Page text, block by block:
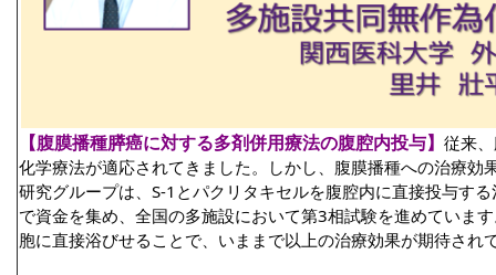
【腹膜播種膵癌に対する多剤併用療法の腹腔内投与】 従来
化学療法が適応されてきました。しかし、腹膜播種への治療効
研究グループは、S-1とパクリタキセルを腹腔内に直接投与す
で資金を集め、全国の多施設において第3相試験を進めていま
胞に直接浴びせることで、いままで以上の治療効果が期待され